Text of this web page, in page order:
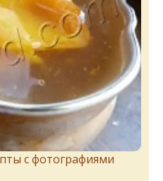
с фотографиями